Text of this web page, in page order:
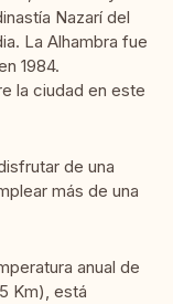
Nazarí del
La Alhambra fue
1984.
la ciudad en este
de una
más de una
anual de
Km), está